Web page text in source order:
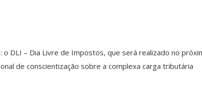
o DLI – Dia Livre de Impostos, que será realizado no
de conscientização sobre a complexa carga tributária